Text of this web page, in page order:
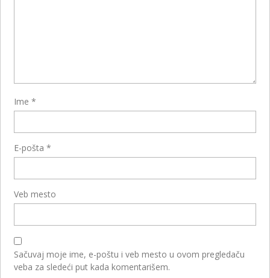
Ime*
E-pošta*
Veb mesto
Sačuvaj moje ime, e-poštu i veb mesto u ovom pregledaču
veba za sledeći put kada komentarišem.